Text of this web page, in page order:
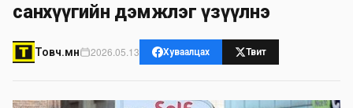
санхүүгийн дэмжлэг үзүүлнэ
Товч.мн 2026.05.13 Хуваалцах Твит